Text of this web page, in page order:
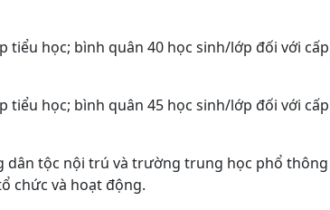
tiểu học; bình quân 40 học sinh/lớp đối với cấp
tiểu học; bình quân 45 học sinh/lớp đối với cấp
tộc nội trú và trường trung học phổ thông
chức và hoạt động.